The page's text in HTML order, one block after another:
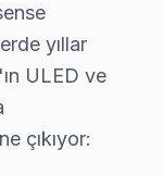
Hisense tamiri
"Hisense
Deneyimi
yıllar
ULED ve
çıkıyor: